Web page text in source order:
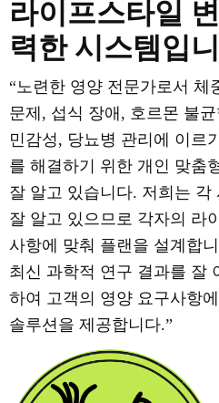
라이프스타일
력한 시스템입
“노련한 영양 전문가로서 체
문제, 섭식 장애, 호르몬 불
민감성, 당뇨병 관리에 이르
를 해결하기 위한 개인 맞춤
잘 알고 있습니다. 저희는 각
잘 알고 있으므로 각자의 라
사항에 맞춰 플랜을 설계합
최신 과학적 연구 결과를 잘
하여 고객의 영양 요구사항
솔루션을 제공합니다.”